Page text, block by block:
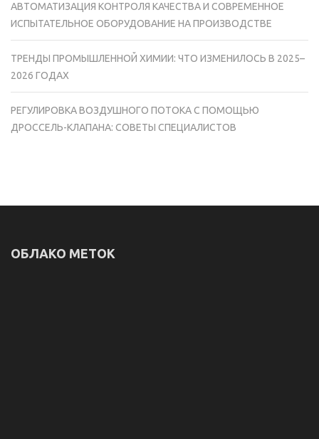
АВТОМАТИЗАЦИЯ КОНТРОЛЯ КАЧЕСТВА И СОВРЕМЕННОЕ
ИСПЫТАТЕЛЬНОЕ ОБОРУДОВАНИЕ НА ПРОИЗВОДСТВЕ
ТРЕНДЫ ПРОМЫШЛЕННОЙ ХИМИИ: ЧТО ИЗМЕНИЛОСЬ В 2025–
2026 ГОДАХ
РЕГУЛИРОВКА ВОЗДУШНОГО ПОТОКА С ПОМОЩЬЮ
ДРОССЕЛЬ-КЛАПАНА: СОВЕТЫ СПЕЦИАЛИСТОВ
ОБЛАКО МЕТОК